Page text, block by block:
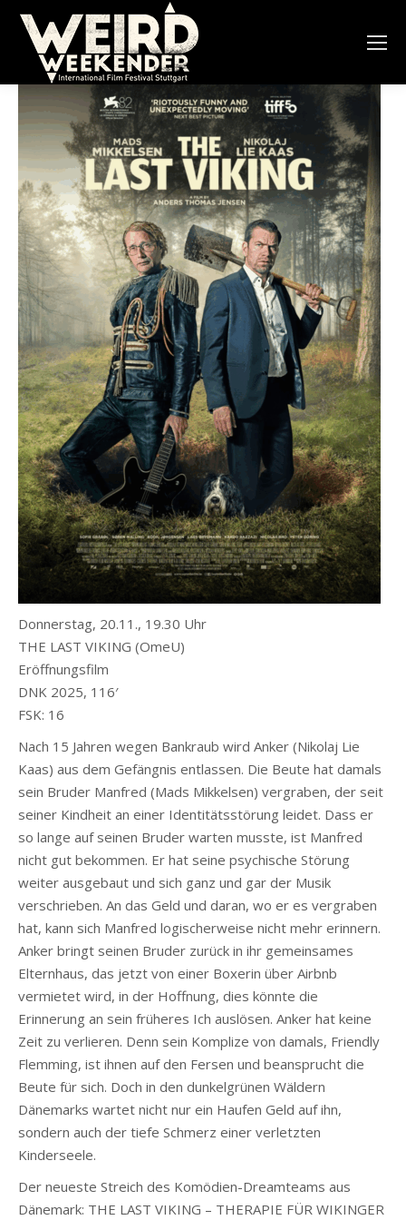
Donnerstag, 20.11., 19.30 Uhr
THE LAST VIKING (OmeU)
Eröffnungsfilm
DNK 2025, 116′
FSK: 16
Nach 15 Jahren wegen Bankraub wird Anker (Nikolaj Lie
Kaas) aus dem Gefängnis entlassen. Die Beute hat damals
sein Bruder Manfred (Mads Mikkelsen) vergraben, der seit
seiner Kindheit an einer Identitätsstörung leidet. Dass er
so lange auf seinen Bruder warten musste, ist Manfred
nicht gut bekommen. Er hat seine psychische Störung
weiter ausgebaut und sich ganz und gar der Musik
verschrieben. An das Geld und daran, wo er es vergraben
hat, kann sich Manfred logischerweise nicht mehr erinnern.
Anker bringt seinen Bruder zurück in ihr gemeinsames
Elternhaus, das jetzt von einer Boxerin über Airbnb
vermietet wird, in der Hoffnung, dies könnte die
Erinnerung an sein früheres Ich auslösen. Anker hat keine
Zeit zu verlieren. Denn sein Komplize von damals, Friendly
Flemming, ist ihnen auf den Fersen und beansprucht die
Beute für sich. Doch in den dunkelgrünen Wäldern
Dänemarks wartet nicht nur ein Haufen Geld auf ihn,
sondern auch der tiefe Schmerz einer verletzten
Kinderseele.
Der neueste Streich des Komödien-Dreamteams aus
Dänemark: THE LAST VIKING – THERAPIE FÜR WIKINGER